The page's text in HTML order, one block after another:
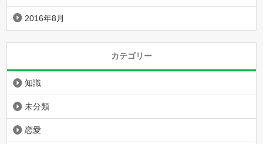
2016年8月
カテゴリー
知識
未分類
恋愛